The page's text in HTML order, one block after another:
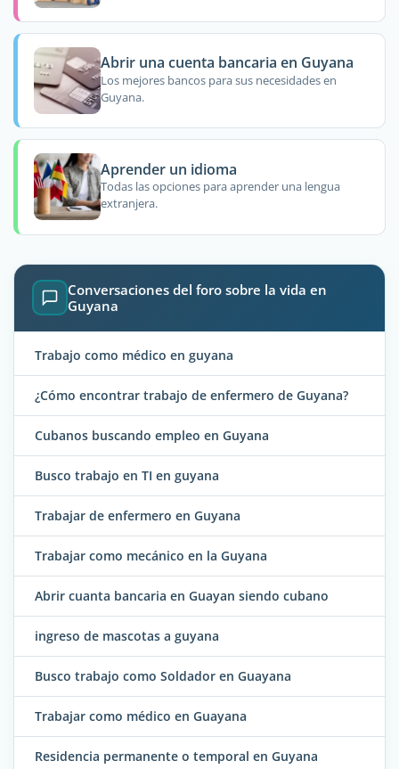
Abrir una cuenta bancaria en Guyana
Los mejores bancos para sus necesidades en
Guyana.
Aprender un idioma
Todas las opciones para aprender una lengua
extranjera.
Conversaciones del foro sobre la vida en
Guyana
Trabajo como médico en guyana
¿Cómo encontrar trabajo de enfermero de Guyana?
Cubanos buscando empleo en Guyana
Busco trabajo en TI en guyana
Trabajar de enfermero en Guyana
Trabajar como mecánico en la Guyana
Abrir cuanta bancaria en Guayan siendo cubano
ingreso de mascotas a guyana
Busco trabajo como Soldador en Guayana
Trabajar como médico en Guayana
Residencia permanente o temporal en Guyana